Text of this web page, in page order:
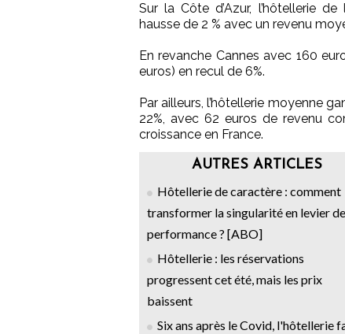
Sur la Côte d’Azur, l’hôtellerie
hausse de 2 % avec un revenu
En revanche Cannes avec 160
euros) en recul de 6%.
Par ailleurs, l’hôtellerie moyenne
22%, avec 62 euros de revenu
croissance en France.
AUTRES ARTICLES
Hôtellerie de caractère : comment
transformer la singularité en levier de
performance ? [ABO]
Hôtellerie : les réservations
progressent cet été, mais les prix
baissent
Six ans après le Covid, l'hôtellerie